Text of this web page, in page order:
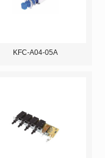
KFC-A04-05A